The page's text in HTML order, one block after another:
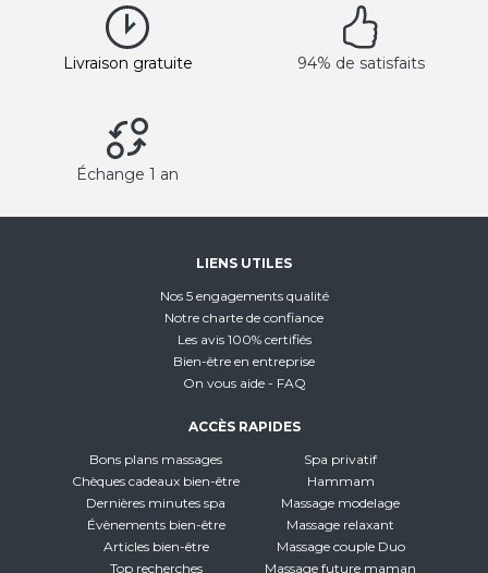
Livraison gratuite 94% de satisfaits
Échange 1 an
LIENS UTILES
Nos 5 engagements qualité
Notre charte de confiance
Les avis 100% certifiés
Bien-être en entreprise
On vous aide - FAQ
ACCÈS RAPIDES
Bons plans massages
Chèques cadeaux bien-être
Dernières minutes spa
Évènements bien-être
Articles bien-être
Top recherches
Spa privatif
Hammam
Massage modelage
Massage relaxant
Massage couple Duo
Massage future maman